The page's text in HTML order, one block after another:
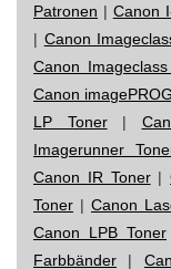
Patronen | Canon
| Canon
Canon
Canon
LP Toner|
Imagerunner
Canon IR Toner|
Toner | Canon
Canon LPB Toner
Farbbänder |